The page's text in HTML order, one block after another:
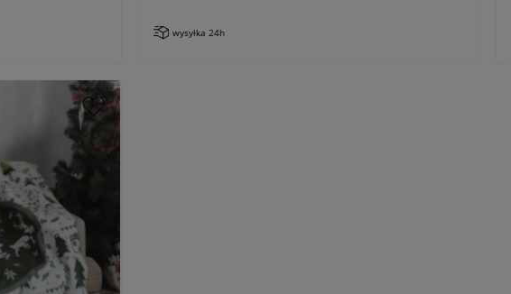
wysyłka 24h